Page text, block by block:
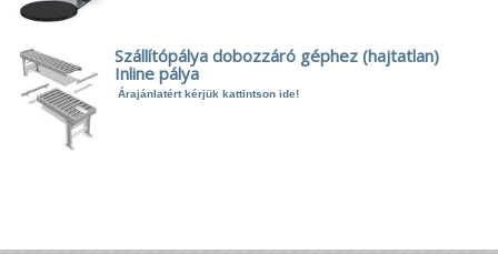
Szállítópálya dobozzáró géphez (hajtatlan)
Inline pálya
Árajánlatért kérjük kattintson ide!